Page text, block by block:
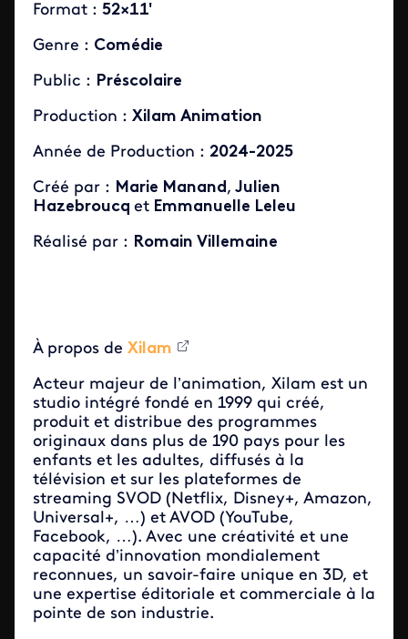
Format : 52×11′
Genre : Comédie
Public : Préscolaire
Production : Xilam Animation
Année de Production : 2024-2025
Créé par : Marie Manand, Julien
Hazebroucq et Emmanuelle Leleu
Réalisé par : Romain Villemaine
À propos de Xilam
Acteur majeur de l’animation, Xilam est un
studio intégré fondé en 1999 qui créé,
produit et distribue des programmes
originaux dans plus de 190 pays pour les
enfants et les adultes, diffusés à la
télévision et sur les plateformes de
streaming SVOD (Netflix, Disney+, Amazon,
Universal+, …) et AVOD (YouTube,
Facebook, …). Avec une créativité et une
capacité d’innovation mondialement
reconnues, un savoir-faire unique en 3D, et
une expertise éditoriale et commerciale à la
pointe de son industrie.